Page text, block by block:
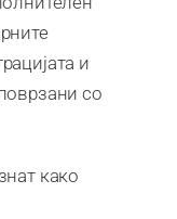
и
со
како